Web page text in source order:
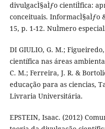
divulgacÌ§aÌƒo cientiÌfica:
conceituais. InformacÌ§aÌƒo
15, p. 1-12. NuÌmero
DI GIULIO, G. M.;
científica nas áreas
C. M.; Ferreira, J. R. &
educação para as ciencias,
Livraria Universitária.
EPSTEIN, Isaac. (2012)